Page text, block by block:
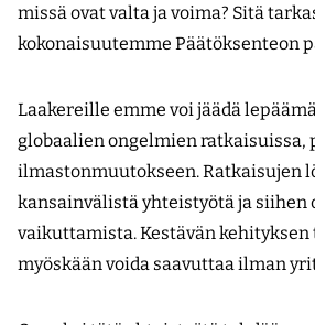
missä ovat valta ja voima? Sitä
kokonaisuutemme Päätöksenteon
Laakereille emme voi jäädä
globaalien ongelmien ratkaisuissa,
ilmastonmuutokseen. Ratkaisujen
kansainvälistä yhteistyötä ja siihen
vaikuttamista. Kestävän
myöskään voida saavuttaa ilman